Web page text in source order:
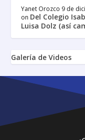
Yanet Orozco 9 de
on Del Colegio
Luisa Dolz (así
Galería de Videos